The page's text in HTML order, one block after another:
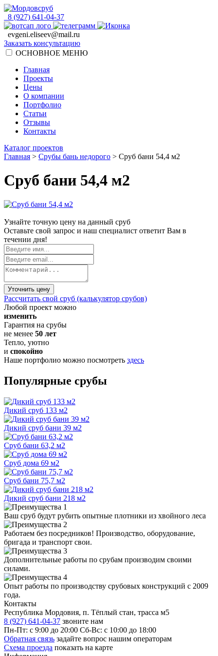
8 (927) 641-04-37
evgeni.eliseev@mail.ru
Заказать консультацию
ОСНОВНОЕ МЕНЮ
Главная
Проекты
Цены
О компании
Портфолио
Статьи
Отзывы
Контакты
Каталог проектов
Главная > Срубы бань недорого > Сруб бани 54,4 м2
Сруб бани 54,4 м2
Узнайте точную цену на данный сруб
Оставьте свой запрос и наш специалист ответит Вам в
течении дня!
Уточнить цену
Рассчитать свой сруб (калькулятор срубов)
Любой проект можно
изменить
Гарантия на срубы
не менее 50 лет
Тепло, уютно
и спокойно
Наше портфолио можно посмотреть здесь
Популярные срубы
Дикий сруб 133 м2
Дикий сруб бани 39 м2
Сруб бани 63,2 м2
Сруб дома 69 м2
Сруб бани 75,7 м2
Дикий сруб бани 218 м2
Ваш сруб будут рубить опытные плотники из хвойного леса
Работаем без посредников! Производство, оборудование,
бригада и транспорт свои.
Дополнительные работы по срубам производим своими
силами.
Опыт работы по производству срубовых конструкций с 2009
года.
Контакты
Республика Мордовия, п. Тёплый стан, трасса м5
8 (927) 641-04-37 звоните нам
Пн-Пт: с 9:00 до 20:00 Сб-Вс: с 10:00 до 18:00
Обратная связь задайте вопрос нашим операторам
Схема проезда показать на карте